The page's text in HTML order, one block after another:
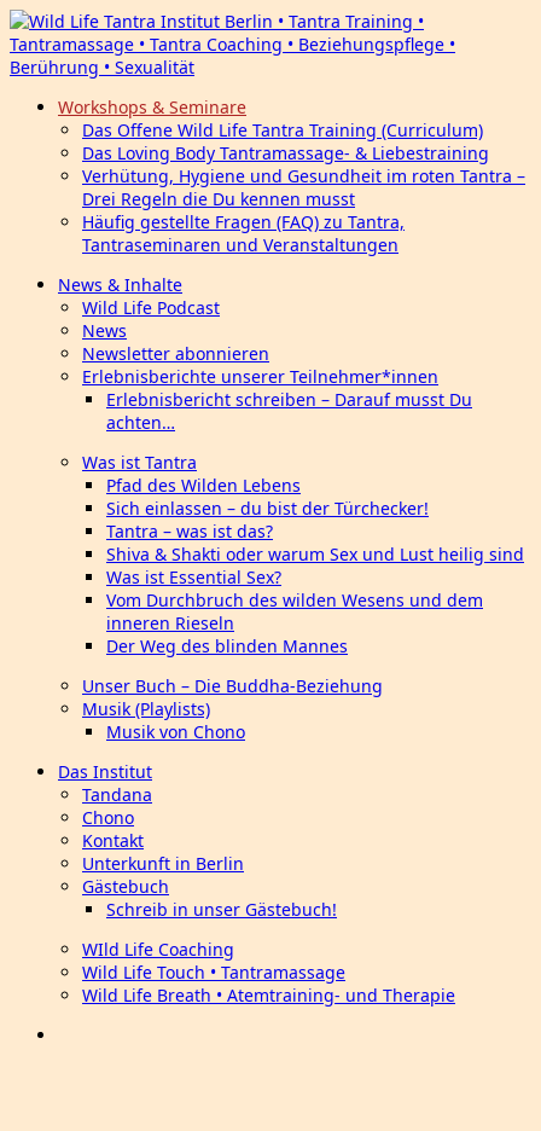
Workshops & Seminare
Das Offene Wild Life Tantra Training (Curriculum)
Das Loving Body Tantramassage- & Liebestraining
Verhütung, Hygiene und Gesundheit im roten Tantra –
Drei Regeln die Du kennen musst
Häufig gestellte Fragen (FAQ) zu Tantra,
Tantraseminaren und Veranstaltungen
News & Inhalte
Wild Life Podcast
News
Newsletter abonnieren
Erlebnisberichte unserer Teilnehmer*innen
Erlebnisbericht schreiben – Darauf musst Du
achten…
Was ist Tantra
Pfad des Wilden Lebens
Sich einlassen – du bist der Türchecker!
Tantra – was ist das?
Shiva & Shakti oder warum Sex und Lust heilig sind
Was ist Essential Sex?
Vom Durchbruch des wilden Wesens und dem
inneren Rieseln
Der Weg des blinden Mannes
Unser Buch – Die Buddha-Beziehung
Musik (Playlists)
Musik von Chono
Das Institut
Tandana
Chono
Kontakt
Unterkunft in Berlin
Gästebuch
Schreib in unser Gästebuch!
WIld Life Coaching
Wild Life Touch • Tantramassage
Wild Life Breath • Atemtraining- und Therapie